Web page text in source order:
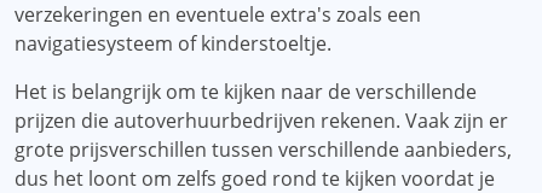
verzekeringen en eventuele extra's zoals een
navigatiesysteem of kinderstoeltje.
Het is belangrijk om te kijken naar de verschillende
prijzen die autoverhuurbedrijven rekenen. Vaak zijn er
grote prijsverschillen tussen verschillende aanbieders,
dus het loont om zelfs goed rond te kijken voordat je